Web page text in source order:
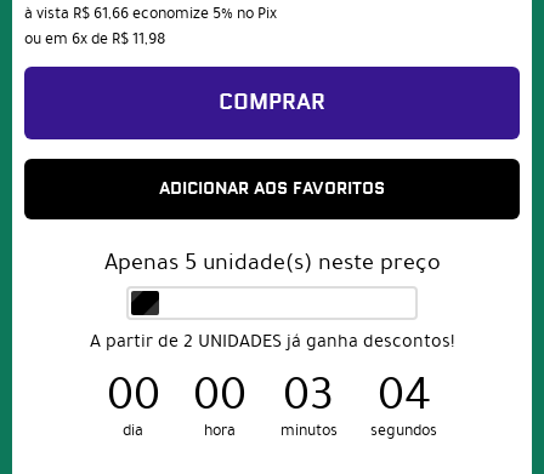
à vista R$ 61,66economize 5% no Pix
ou em 6xde R$ 11,98
COMPRAR
ADICIONAR AOS FAVORITOS
Apenas 5 unidade(s) neste preço
A partir de 2 UNIDADES já ganha descontos!
00
dia
00
hora
03
minutos
04
segundos